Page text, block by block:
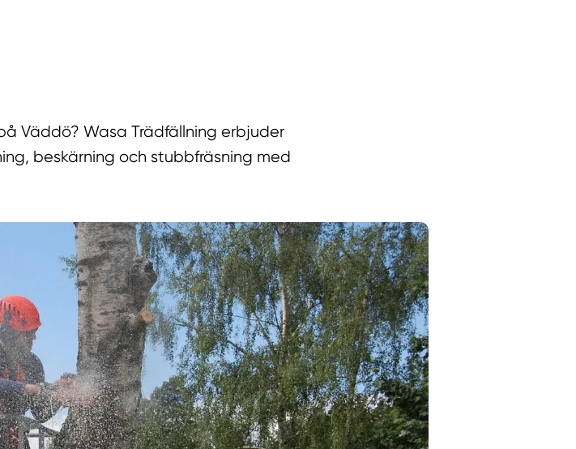
Väddö? Wasa Trädfällning erbjuder
beskärning och stubbfräsning med